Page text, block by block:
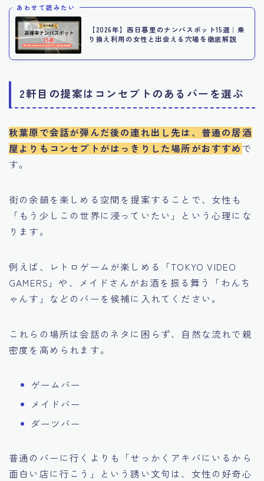
あわせて読みたい
【2026年】西日暮里のナンパスポット15選｜乗
り換え利用の女性と出会える穴場を徹底解説
2軒目の提案はコンセプトのあるバーを選ぶ
秋葉原で会話が弾んだ後の連れ出し先は、普通の居酒
屋よりもコンセプトがはっきりした場所がおすすめ で
す。
街の余韻を楽しめる空間を提案することで、女性も
「もう少しこの世界に浸っていたい」という心理にな
ります。
例えば、レトロゲームが楽しめる「TOKYO VIDEO
GAMERS」や、メイドさんがお酒を振る舞う「わんち
ゃんす」などのバーを候補に入れてください。
これらの場所は会話のネタに困らず、自然な流れで親
密度を高められます。
ゲームバー
メイドバー
ダーツバー
普通のバーに行くよりも「せっかくアキバにいるから
面白い店に行こう」という誘い文句は、女性の好奇心